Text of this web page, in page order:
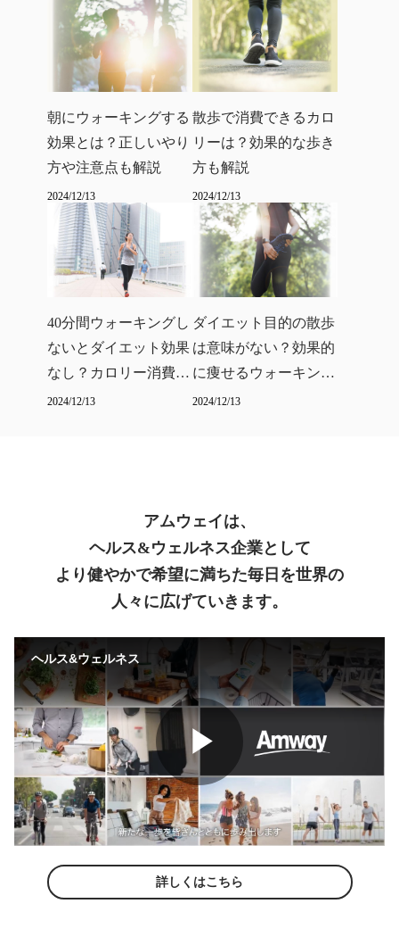
朝にウォーキングする
効果とは？正しいやり
方や注意点も解説
2024/12/13
散歩で消費できるカロ
リーは？効果的な歩き
方も解説
2024/12/13
40分間ウォーキングし
ないとダイエット効果
なし？カロリー消費に
ついても解説
2024/12/13
ダイエット目的の散歩
は意味がない？効果的
に痩せるウォーキング
方法を解説
2024/12/13
アムウェイは、
ヘルス&ウェルネス企業として
より健やかで希望に満ちた毎日を世界の
人々に広げていきます。
詳しくはこちら